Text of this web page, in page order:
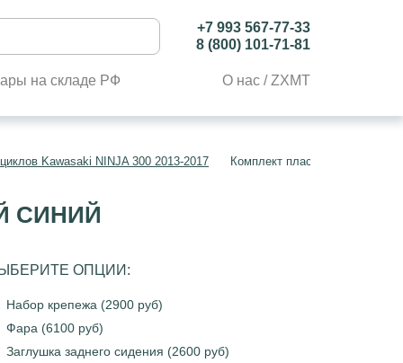
+7 993 567-77-33
8 (800) 101-71-81
на складе РФ О нас / ZXMT
Kawasaki NINJA 300 2013-2017 Комплект пластика Kawasaki
СИНИЙ
ОПЦИИ:
Набор крепежа (2900 руб)
Фара (6100 руб)
Заглушка заднего сидения (2600 руб)